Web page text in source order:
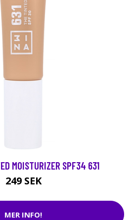
MOISTURIZER SPF34 631
249 SEK
MER INFO!